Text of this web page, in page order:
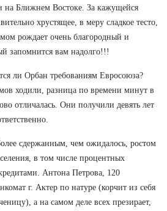
на Ближнем Востоке. За кажущейся
хрустящее, в меру сладкое тесто,
рождает очень благородный и
запомнится вам надолго!!!
ли Орбан требованиям Евросоюза?
ходили, разница по времени минут в
отличалась. Они получили девять лет
сдержанным, чем ожидалось, ростом
в том числе процентных
Антона Петрова, 120
г. Актер по натуре (корчит из себя
а на самом деле всех презирает,